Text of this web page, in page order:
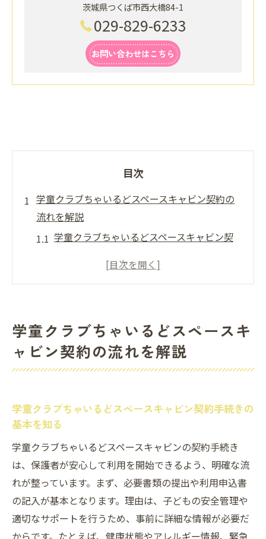
茨城県つくば市西大橋84-1
029-829-6233
お問い合わせはこちら
目次
学童クラブちゃいるどスペースキャビン契約の
流れを解説
学童クラブちゃいるどスペースキャビン契
つくば市の学童選びと契約時の注意点を解
用開始までの流れ
学童クラブちゃいるどスペースキャビンで
安心契約を実現する方法
約ポイント
学童クラブちゃいるどスペースキャビン契
約後の利用準備とは
スムーズに契約できる学童クラブちゃいるどス
ペースキャビンの特徴
学童クラブちゃいるどスペースキャビンが
選ばれる理由に注目
学童クラブちゃいるどスペースキ
ャビン契約の流れを解説
学童クラブちゃいるどスペースキャビン契約手続きの
基本を知る
学童クラブちゃいるどスペースキャビンの契約手続き
は、保護者が安心して利用を開始できるよう、明確な流
れが整っています。まず、必要書類の提出や利用申込書
の記入が基本となります。理由は、子どもの安全管理や
適切なサポートを行うため、事前に詳細な情報が必要だ